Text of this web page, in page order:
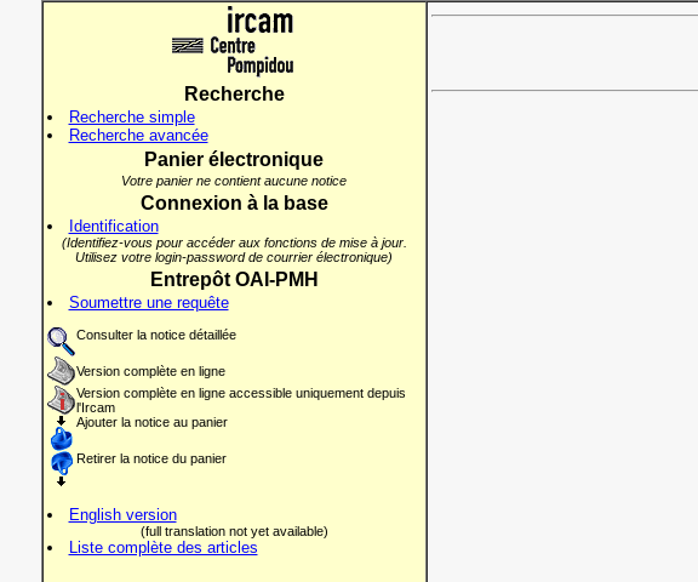
Recherche
Recherche simple
Recherche avancée
Panier électronique
Votre panier ne contient aucune notice
Connexion à la base
Identification
(Identifiez-vous pour accéder aux fonctions de mise à jour.
Utilisez votre login-password de courrier électronique)
Entrepôt OAI-PMH
Soumettre une requête
Consulter la notice détaillée
Version complète en ligne
Version complète en ligne accessible uniquement depuis
l'Ircam
Ajouter la notice au panier
Retirer la notice du panier
English version
(full translation not yet available)
Liste complète des articles